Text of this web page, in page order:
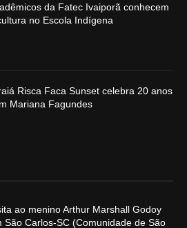
da Fatec Ivaiporã conhecem
no Escola Indígena
Risca Faca Sunset celebra 20 anos
Mariana Fagundes
ao menino Arthur Marshall Godoy
São Carlos-SC (Comunidade de São